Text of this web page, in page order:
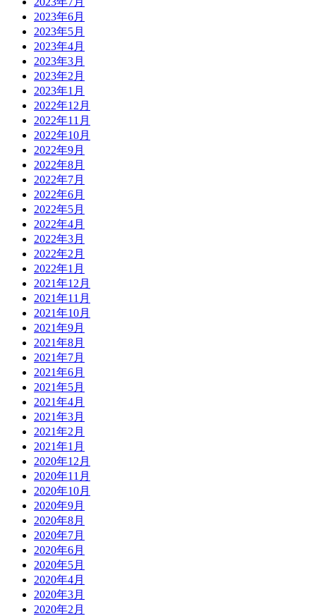
2023年6月
2023年5月
2023年4月
2023年3月
2023年2月
2023年1月
2022年12月
2022年11月
2022年10月
2022年9月
2022年8月
2022年7月
2022年6月
2022年5月
2022年4月
2022年3月
2022年2月
2022年1月
2021年12月
2021年11月
2021年10月
2021年9月
2021年8月
2021年7月
2021年6月
2021年5月
2021年4月
2021年3月
2021年2月
2021年1月
2020年12月
2020年11月
2020年10月
2020年9月
2020年8月
2020年7月
2020年6月
2020年5月
2020年4月
2020年3月
2020年2月